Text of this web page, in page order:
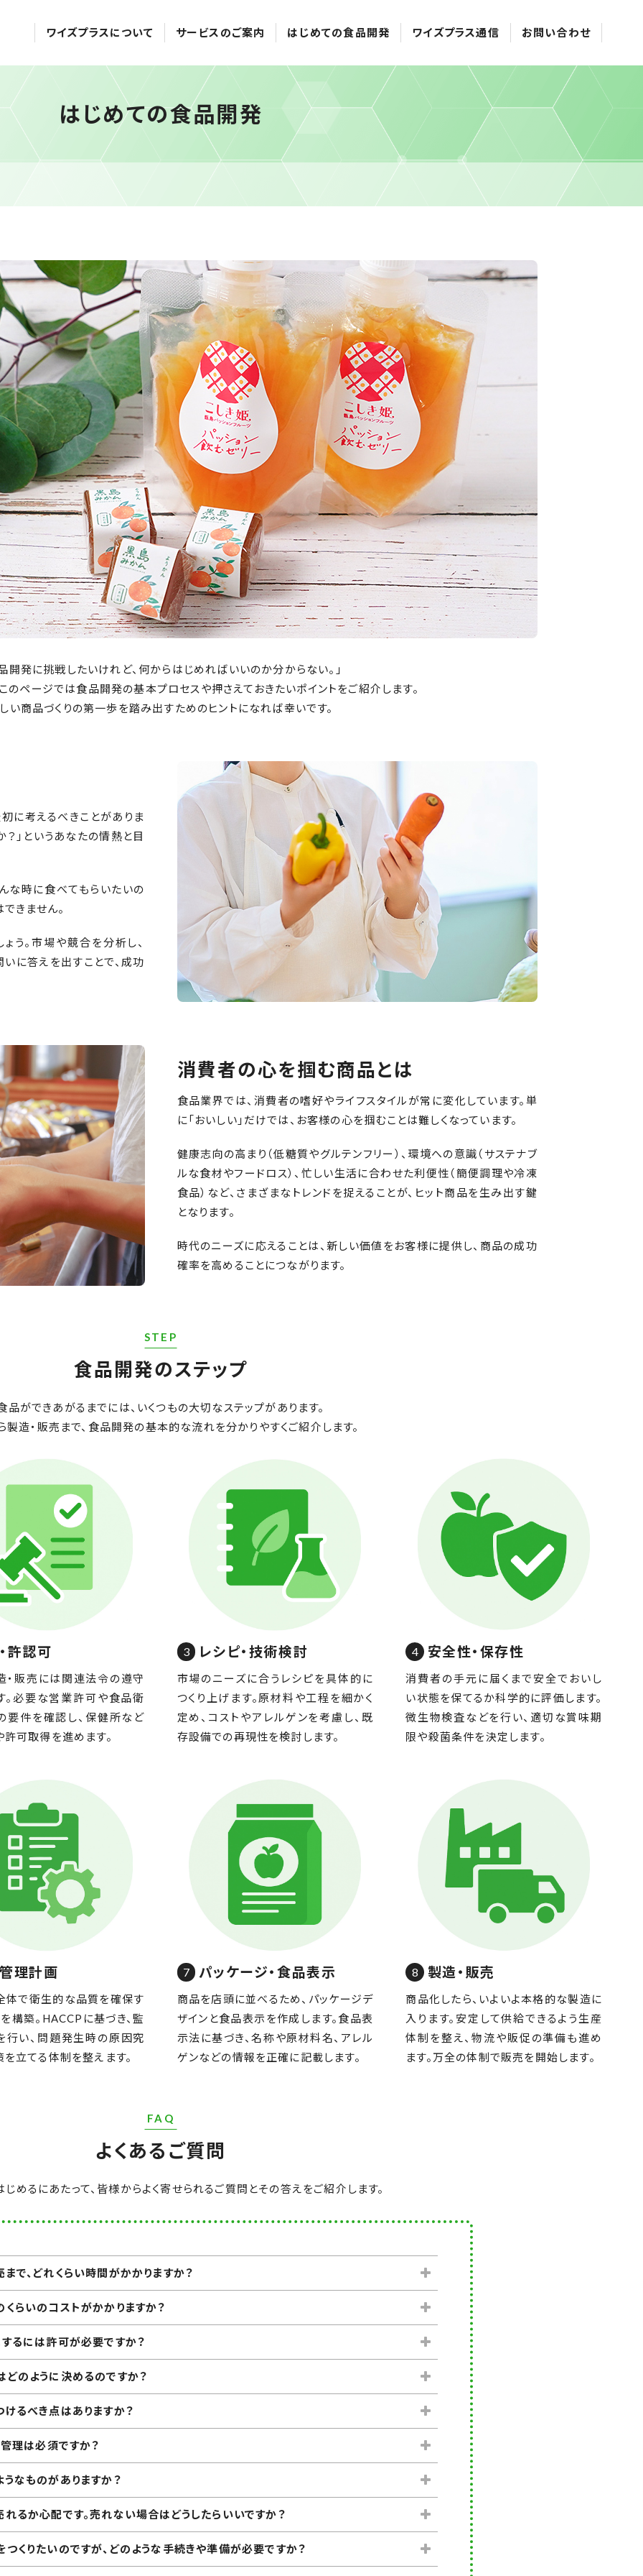
ワイズプラスについて サービスのご案内 はじめての食品開発 ワイズプラス通信 お問い合わせ
はじめての食品開発
開発に挑戦したいけれど、何からはじめればいいのか分からない。」
のページでは食品開発の基本プロセスや押さえておきたいポイントをご紹介します。
い商品づくりの第一歩を踏み出すためのヒントになれば幸いです。
に考えるべきことがありま
？」というあなたの情熱と目
な時に食べてもらいたいの
きません。
う。市場や競合を分析し、
いに答えを出すことで、成功
消費者の心を掴む商品とは
食品業界では、消費者の嗜好やライフスタイルが常に変化しています。単
に「おいしい」だけでは、お客様の心を掴むことは難しくなっています。
健康志向の高まり（低糖質やグルテンフリー）、環境への意識（サステナブ
ルな食材やフードロス）、忙しい生活に合わせた利便性（簡便調理や冷凍
食品）など、さまざまなトレンドを捉えることが、ヒット商品を生み出す鍵
となります。
時代のニーズに応えることは、新しい価値をお客様に提供し、商品の成功
確率を高めることにつながります。
STEP
食品開発のステップ
品ができあがるまでには、いくつもの大切なステップがあります。
製造・販売まで、食品開発の基本的な流れを分かりやすくご紹介します。
許認可
・販売には関連法令の遵守
。必要な営業許可や食品衛
要件を確認し、保健所など
可取得を進めます。
レシピ・技術検討
市場のニーズに合うレシピを具体的に
つくり上げます。原材料や工程を細かく
定め、コストやアレルゲンを考慮し、既
存設備での再現性を検討します。
安全性・保存性
消費者の手元に届くまで安全でおいし
い状態を保てるか科学的に評価します。
微生物検査などを行い、適切な賞味期
限や殺菌条件を決定します。
理計画
体で衛生的な品質を確保す
構築。HACCPに基づき、監
行い、問題発生時の原因究
立てる体制を整えます。
パッケージ・食品表示
商品を店頭に並べるため、パッケージデ
ザインと食品表示を作成します。食品表
示法に基づき、名称や原材料名、アレル
ゲンなどの情報を正確に記載します。
製造・販売
商品化したら、いよいよ本格的な製造に
入ります。安定して供給できるよう生産
体制を整え、物流や販促の準備も進め
ます。万全の体制で販売を開始します。
FAQ
よくあるご質問
めるにあたって、皆様からよく寄せられるご質問とその答えをご紹介します。
で、どれくらい時間がかかりますか？
らいのコストがかかりますか？
るには許可が必要ですか？
のように決めるのですか？
るべき点はありますか？
理は必須ですか？
なものがありますか？
るか心配です。売れない場合はどうしたらいいですか？
くりたいのですが、どのような手続きや準備が必要ですか？